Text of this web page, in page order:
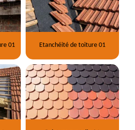
01 Etanchéité de toiture 01